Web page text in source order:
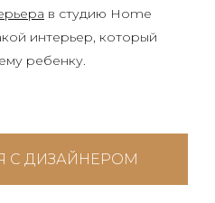
в студию Home
интерьер, который
ребенку.
С ДИЗАЙНЕРОМ